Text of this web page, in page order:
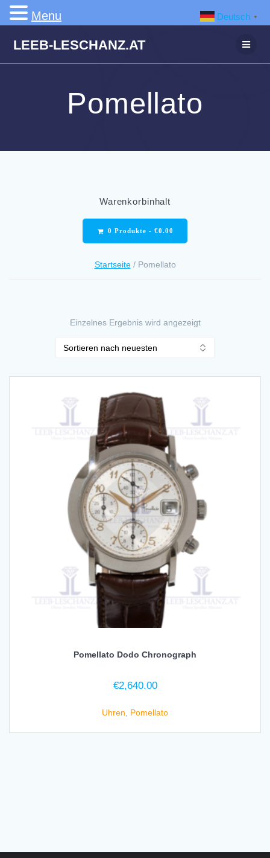
Inhalt
LEEB-LESCHANZ.AT
Pomellato
Warenkorbinhalt
0 Produkte - €0.00
Startseite/ Pomellato
Einzelnes Ergebnis wird angezeigt
Pomellato Dodo Chronograph
€2,640.00
Uhren Pomellato
Deutsch ▼
Menu